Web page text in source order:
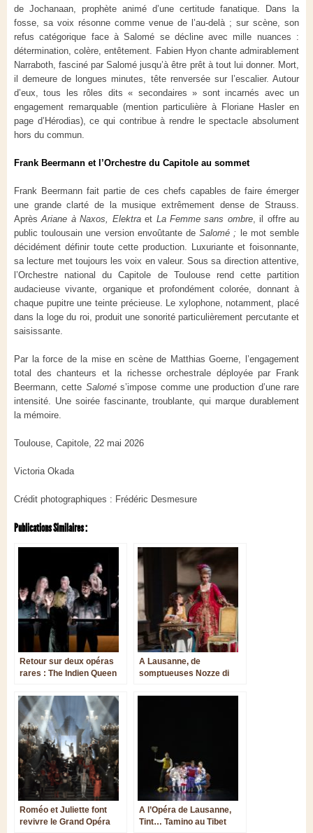
de Jochanaan, prophète animé d’une certitude fanatique. Dans la
fosse, sa voix résonne comme venue de l’au-delà ; sur scène, son
refus catégorique face à Salomé se décline avec mille nuances :
détermination, colère, entêtement. Fabien Hyon chante admirablement
Narraboth, fasciné par Salomé jusqu’à être prêt à tout lui donner. Mort,
il demeure de longues minutes, tête renversée sur l’escalier. Autour
d’eux, tous les rôles dits « secondaires » sont incarnés avec un
engagement remarquable (mention particulière à Floriane Hasler en
page d’Hérodias), ce qui contribue à rendre le spectacle absolument
hors du commun.
Frank Beermann et l’Orchestre du Capitole au sommet
Frank Beermann fait partie de ces chefs capables de faire émerger
une grande clarté de la musique extrêmement dense de Strauss.
AprèsAriane à Naxos, Elektraet La Femme sans ombre, il offre au
public toulousain une version envoûtante deSalomé ;
le mot semble
décidément définir toute cette production. Luxuriante et foisonnante,
sa lecture met toujours les voix en valeur. Sous sa direction attentive,
l’Orchestre national du Capitole de Toulouse rend cette partition
audacieuse vivante, organique et profondément colorée, donnant à
chaque pupitre une teinte précieuse. Le xylophone, notamment, placé
dans la loge du roi, produit une sonorité particulièrement percutante et
saisissante.
Par la force de la mise en scène de Matthias Goerne, l’engagement
total des chanteurs et la richesse orchestrale déployée par Frank
Beermann, cette Salomés’impose comme une production d’une rare
intensité. Une soirée fascinante, troublante, qui marque durablement
la mémoire.
Toulouse, Capitole, 22 mai 2026
Victoria Okada
Crédit photographiques : Frédéric Desmesure
Publications Similaires :
Retour sur deux opéras
rares : The Indien Queen
Reyer
A Lausanne, de
somptueuses Nozze di
Roméo et Juliette font
revivre le Grand Opéra
A l’Opéra de Lausanne,
Tint… Tamino au Tibet